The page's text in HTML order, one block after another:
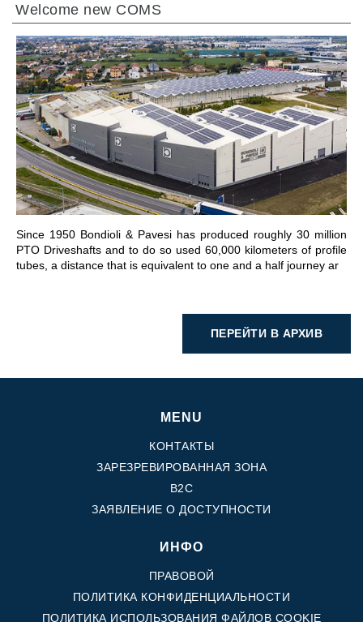
Welcome new COMS
Since 1950 Bondioli & Pavesi has produced roughly 30 million
PTO Driveshafts and to do so used 60,000 kilometers of profile
tubes, a distance that is equivalent to one and a half journey ar
ПЕРЕЙТИ В РАЗДЕЛ
ПЕРЕЙТИ В АРХИВ
MENU
КОНТАКТЫ
ЗАРЕЗРЕВИРОВАННАЯ ЗОНА
B2C
ЗАЯВЛЕНИЕ О ДОСТУПНОСТИ
ИНФО
ПРАВОВОЙ
ПОЛИТИКА КОНФИДЕНЦИАЛЬНОСТИ
ПОЛИТИКА ИСПОЛЬЗОВАНИЯ ФАЙЛОВ COOKIE